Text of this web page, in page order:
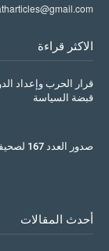
الاكثر قراءة
قرار الحرب وإعداد
قبضة السياسة
صدور العدد 167 لصحيفة الحدث الاسبوعي من لندن
أحدث المقالات